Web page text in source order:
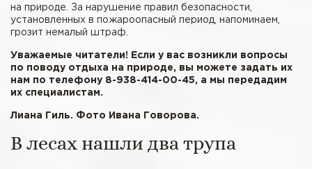
на природе. За нарушение правил безопасности,
установленных в пожароопасный период, напоминаем,
грозит немалый штраф.
Уважаемые читатели! Если у вас возникли вопросы
по поводу отдыха на природе, вы можете задать их
нам по телефону 8-938-414-00-45, а мы передадим
их специалистам.
Лиана Гиль. Фото Ивана Говорова.
В лесах нашли два трупа